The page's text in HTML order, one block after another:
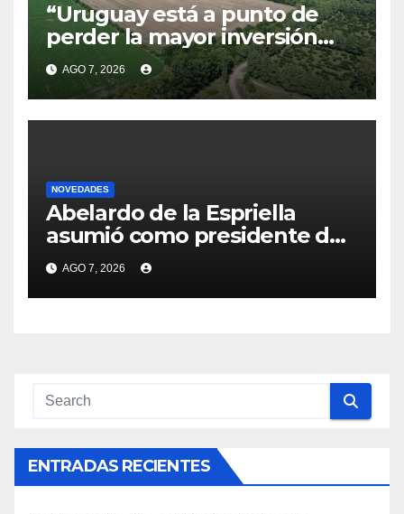
“Uruguay está a punto de
perder la mayor inversión
privada de su historia”:
Delgado acusó a Cardona de
“trancar” la negociación de
HIF Global
AGO 7, 2026
NOVEDADES
Abelardo de la Espriella
asumió como presidente de
Colombia: prometió
“derrotar” al
“narcoterrorismo” y
AGO 7, 2026
ENTRADAS RECIENTES